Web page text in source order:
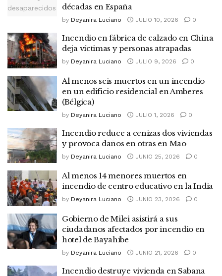
décadas en España
by Deyanira Luciano JULIO 10, 2026 0
Incendio en fábrica de calzado en China
deja víctimas y personas atrapadas
by Deyanira Luciano JULIO 9, 2026 0
Al menos seis muertos en un incendio
en un edificio residencial en Amberes
(Bélgica)
by Deyanira Luciano JULIO 1, 2026 0
Incendio reduce a cenizas dos viviendas
y provoca daños en otras en Mao
by Deyanira Luciano JUNIO 25, 2026 0
Al menos 14 menores muertos en
incendio de centro educativo en la India
by Deyanira Luciano JUNIO 23, 2026 0
Gobierno de Milei asistirá a sus
ciudadanos afectados por incendio en
hotel de Bayahíbe
by Deyanira Luciano JUNIO 21, 2026 0
Incendio destruye vivienda en Sabana